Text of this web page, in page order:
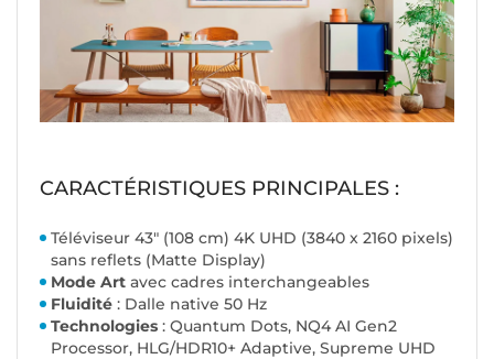
CARACTÉRISTIQUES PRINCIPALES :
Téléviseur 43" (108 cm) 4K UHD (3840 x 2160 pixels)
sans reflets (Matte Display)
Mode Art avec cadres interchangeables
Fluidité : Dalle native 50 Hz
Technologies : Quantum Dots, NQ4 AI Gen2
Processor, HLG/HDR10+ Adaptive, Supreme UHD